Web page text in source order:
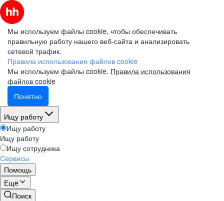
Мы используем файлы cookie, чтобы обеспечивать
правильную работу нашего веб-сайта и анализировать
сетевой трафик.
Правила использования файлов cookie
Мы используем файлы cookie. Правила использования
файлов cookie
Понятно
Ищу работу
Ищу работу
Ищу работу
Ищу сотрудника
Сервисы
Помощь
Ещё
Поиск